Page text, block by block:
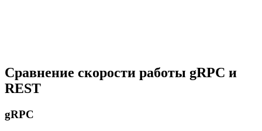
Сравнение скорости работы gRPC и
REST
gRPC